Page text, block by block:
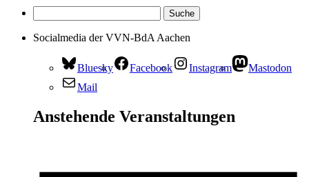
Socialmedia der VVN-BdA Aachen
Bluesky Facebook Instagram
Mastodon
Mail
Anstehende Veranstaltungen